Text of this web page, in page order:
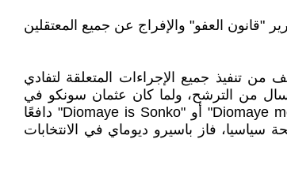
"قانون العفو" والإفراج عن جميع المعتقلين
تنفيذ جميع الإجراءات المتعلقة لتفادي
سال من الترشح، ولما كان عثمان سونكو في
السجن، رشح ديوماي فاي كمرشح باستيف من بين المرشحين المتعددين الذين اجتازوا عقبات الترشح، لذلك صبح شعار "Diomaye moy Sonko" أو "Diomaye is Sonko" دافعًا
فاز باسيرو ديوماي في الانتخابات